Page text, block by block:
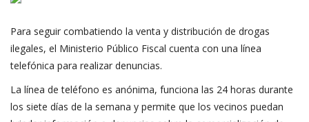
Para seguir combatiendo la venta y distribución de drogas
ilegales, el Ministerio Público Fiscal cuenta con una línea
telefónica para realizar denuncias.
La línea de teléfono es anónima, funciona las 24 horas durante
los siete días de la semana y permite que los vecinos puedan